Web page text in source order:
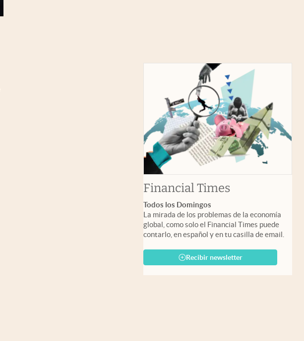
Financial Timesabre en
Todos los Domingos
La mirada de los problemas de la economía
global, como solo el Financial Times puede
contarlo, en español y en tu casilla de email.
Recibir newsletter